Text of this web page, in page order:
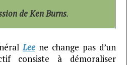
de Ken Burns.
Lee ne change pas d’un
consiste à démoraliser